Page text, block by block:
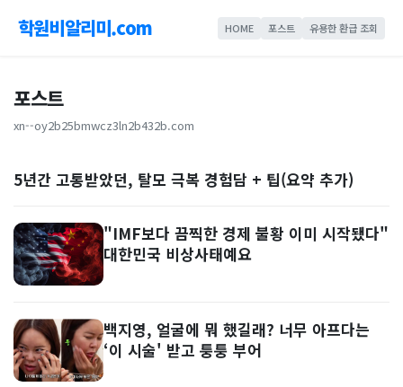
학원비알리미.com HOME 포스트 유용한 환급 조회
포스트
xn--oy2b25bmwcz3ln2b432b.com
5년간 고통받았던, 탈모 극복 경험담 + 팁(요약 추가)
"IMF보다 끔찍한 경제 불황 이미 시작됐다"
대한민국 비상사태예요
백지영, 얼굴에 뭐 했길래? 너무 아프다는
‘이 시술' 받고 퉁퉁 부어